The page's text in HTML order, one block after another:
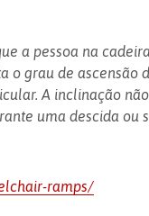
a pessoa na
o grau de ascensão
A inclinação
uma descida ou
ramps/